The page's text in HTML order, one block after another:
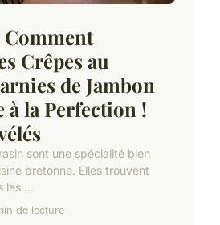
Comment
Crêpes au
de Jambon
à la Perfection !
sont une spécialité bien
bretonne. Elles trouvent
les ...
de lecture